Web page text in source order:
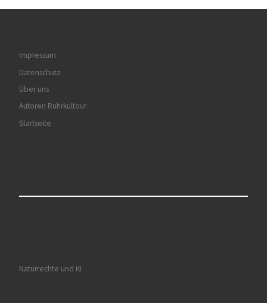
Impressum
Datenschutz
Über uns
Autoren Ruhrkultour
Startseite
Naturrechte und KI